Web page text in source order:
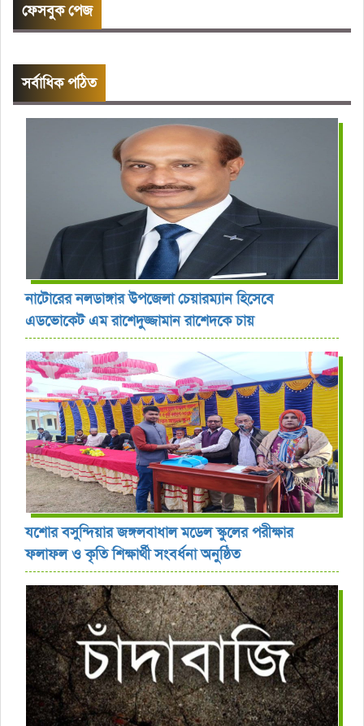
ফেসবুক পেজ
সর্বাধিক পঠিত
নাটোরের নলডাঙ্গার উপজেলা চেয়ারম্যান হিসেবে
এডভোকেট এম রাশেদুজ্জামান রাশেদকে চায়
যশোর বসুন্দিয়ার জঙ্গলবাধাল মডেল স্কুলের পরীক্ষার
ফলাফল ও কৃতি শিক্ষার্থী সংবর্ধনা অনুষ্ঠিত